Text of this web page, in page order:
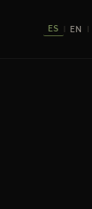
ES EN